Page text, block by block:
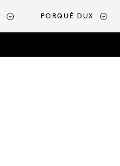
PORQUÊ DUX